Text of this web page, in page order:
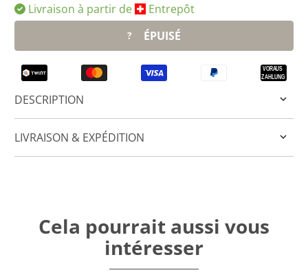
Livraison à partir de Entrepôt
? ÉPUISÉ
DESCRIPTION
LIVRAISON & EXPÉDITION
Cela pourrait aussi vous
intéresser